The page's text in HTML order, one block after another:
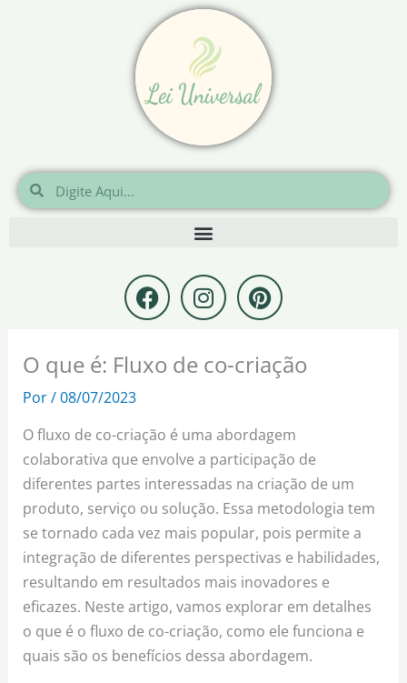
Pesquisar
Pesquisar
F
a
c
e
b
o
k
I
n
s
t
a
a
m
P
i
n
t
e
s
t
O que é: Fluxo de co-criação
Por/08/07/2023
O fluxo de co-criação é uma abordagem
colaborativa que envolve a participação de
diferentes partes interessadas na criação de um
produto, serviço ou solução. Essa metodologia tem
se tornado cada vez mais popular, pois permite a
integração de diferentes perspectivas e habilidades,
resultando em resultados mais inovadores e
eficazes. Neste artigo, vamos explorar em detalhes
o que é o fluxo de co-criação, como ele funciona e
quais são os benefícios dessa abordagem.